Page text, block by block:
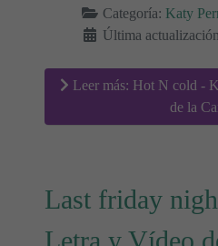
Categoría: Katy
Última
Leer más: Hot N cold -
de la
Last friday